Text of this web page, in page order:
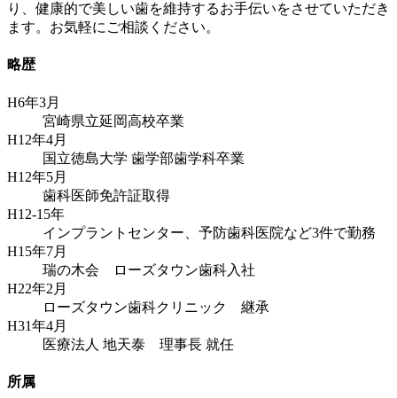
り、健康的で美しい歯を維持するお手伝いをさせていただき
ます。お気軽にご相談ください。
略歴
H6年3月
宮崎県立延岡高校卒業
H12年4月
国立徳島大学 歯学部歯学科卒業
H12年5月
歯科医師免許証取得
H12-15年
インプラントセンター、予防歯科医院など3件で勤務
H15年7月
瑞の木会 ローズタウン歯科入社
H22年2月
ローズタウン歯科クリニック 継承
H31年4月
医療法人 地天泰 理事長 就任
所属